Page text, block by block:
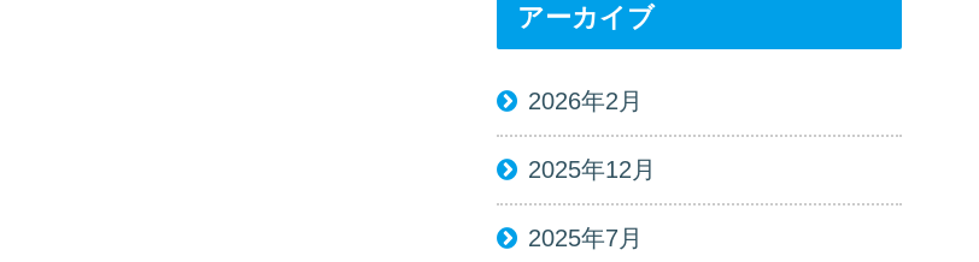
アーカイブ
2026年2月
2025年12月
2025年7月